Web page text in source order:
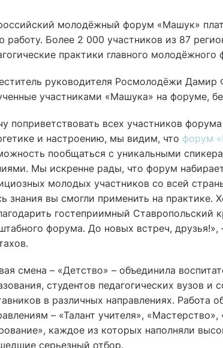
молодёжный форум «Машук»
работу. Более 2 000 участников из 87
практики главного
руководителя Росмолодёжи Дамир
участниками «Машука» на форуме,
поприветствовать всех участников
и настроению, мы видим, что форум
пообщаться с уникальными
Мы искренне рады, что форум
молодых участников со всей
знания вы смогли применить на практике.
гостеприимный Ставропольский
форума. До новых встреч,
смена – «Детство» – объединила
студентов педагогических вузов и
в различных направлениях. Работа
– «Талант учителя»,
каждое из которых наполняли
серьезный отбор.